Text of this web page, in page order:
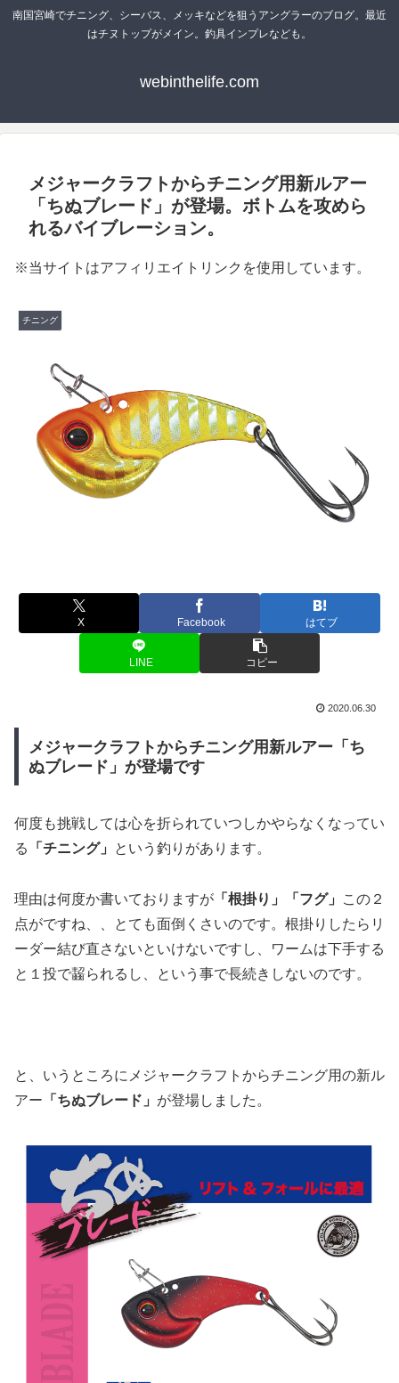
南国宮崎でチニング、シーバス、メッキなどを狙うアングラーのブログ。最近
はチヌトップがメイン。釣具インプレなども。
webinthelife.com
メジャークラフトからチニング用新ルアー
「ちぬブレード」が登場。ボトムを攻めら
れるバイブレーション。
※当サイトはアフィリエイトリンクを使用しています。
チニング
X Facebook はてブ
LINE コピー
2020.06.30
メジャークラフトからチニング用新ルアー「ち
ぬブレード」が登場です
何度も挑戦しては心を折られていつしかやらなくなってい
る
「チニング」 という釣りがあります。
理由は何度か書いておりますが 「根掛り」「フグ」
この２
点がですね、、とても面倒くさいのです。根掛りしたらリ
ーダー結び直さないといけないですし、ワームは下手する
と１投で齧られるし、という事で長続きしないのです。
と、いうところにメジャークラフトからチニング用の新ル
アー 「ちぬブレード」 が登場しました。